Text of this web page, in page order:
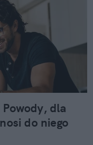
Rebecca F.
książkami
i trendy ze świata
seriali, muzyki,
pilates lub
moim psem),
perspektywa
mój drugi dom) albo
zachwycam się
miejscami,
W swoich
bliskie
dla
do niego